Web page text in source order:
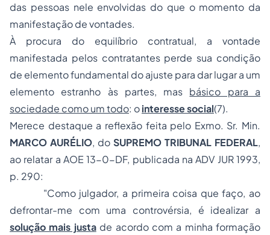
das pessoas nele envolvidas do que o momento da
manifestação de vontades.
À procura do equilíbrio contratual, a vontade
manifestada pelos contratantes perde sua condição
de elemento fundamental do ajuste para dar lugar a um
elemento estranho às partes, mas básico para a
sociedade como um todo: ointeresse social(7).
Merece destaque a reflexão feita pelo Exmo. Sr. Min.
MARCO AURÉLIO, do SUPREMO TRIBUNAL FEDERAL,
ao relatar a AOE 13-0-DF, publicada na ADV JUR 1993,
p. 290:
"Como julgador, a primeira coisa que faço, ao
defrontar-me com uma controvérsia, é idealizar a
solução mais justade acordo com a minha formação